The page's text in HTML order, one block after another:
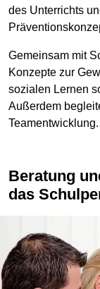
des Unterrichts
Gemeinsam mit
Konzepte zur
sozialen Lernen
Außerdem
Teamentwicklung.
Beratung und weitere Informationen für
das